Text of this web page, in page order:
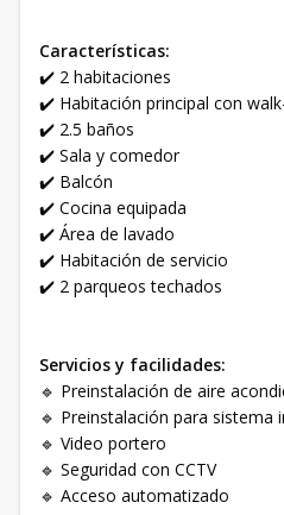
Características:
✔️ 2 habitaciones
✔️ Habitación principal con
✔️ 2.5 baños
✔️ Sala y comedor
✔️ Balcón
✔️ Cocina equipada
✔️ Área de lavado
✔️ Habitación de servicio
✔️ 2 parqueos techados
Servicios y facilidades:
🔹 Preinstalación de aire
🔹 Preinstalación para sistema
🔹 Video portero
🔹 Seguridad con CCTV
🔹 Acceso automatizado